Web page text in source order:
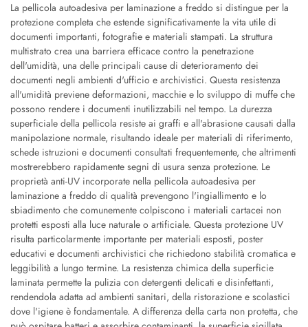
La pellicola autoadesiva per laminazione a freddo si distingue per la
protezione completa che estende significativamente la vita utile di
documenti importanti, fotografie e materiali stampati. La struttura
multistrato crea una barriera efficace contro la penetrazione
dell'umidità, una delle principali cause di deterioramento dei
documenti negli ambienti d'ufficio e archivistici. Questa resistenza
all'umidità previene deformazioni, macchie e lo sviluppo di muffe che
possono rendere i documenti inutilizzabili nel tempo. La durezza
superficiale della pellicola resiste ai graffi e all'abrasione causati dalla
manipolazione normale, risultando ideale per materiali di riferimento,
schede istruzioni e documenti consultati frequentemente, che altrimenti
mostrerebbero rapidamente segni di usura senza protezione. Le
proprietà anti-UV incorporate nella pellicola autoadesiva per
laminazione a freddo di qualità prevengono l'ingiallimento e lo
sbiadimento che comunemente colpiscono i materiali cartacei non
protetti esposti alla luce naturale o artificiale. Questa protezione UV
risulta particolarmente importante per materiali esposti, poster
educativi e documenti archivistici che richiedono stabilità cromatica e
leggibilità a lungo termine. La resistenza chimica della superficie
laminata permette la pulizia con detergenti delicati e disinfettanti,
rendendola adatta ad ambienti sanitari, della ristorazione e scolastici
dove l'igiene è fondamentale. A differenza della carta non protetta, che